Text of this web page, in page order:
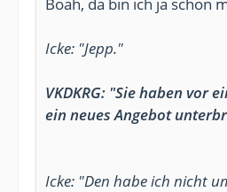
Icke: "Jepp."
VKDKRG: "Sie haben vor
ein neues Angebot
Icke: "Den habe ich nicht